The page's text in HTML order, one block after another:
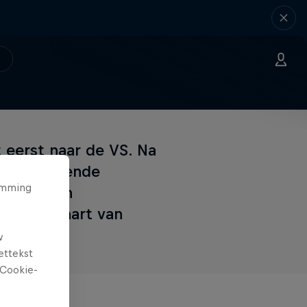
naar de VS. Na
beginnende
ideeën
het hart van